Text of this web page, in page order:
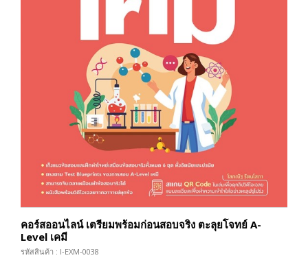
คอร์สออนไลน์ เตรียมพร้อมก่อนสอบจริง ตะลุยโจทย์ A-
Level เคมี
รหัสสินค้า : I-EXM-0038